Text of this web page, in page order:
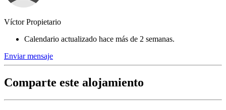
Víctor Propietario
Calendario actualizado hace más de 2 semanas.
Enviar mensaje
Comparte este alojamiento